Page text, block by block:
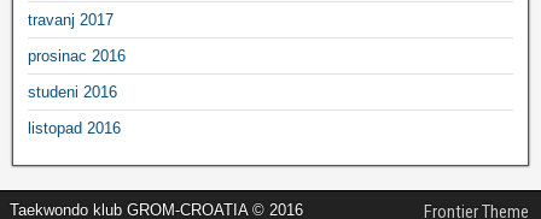
travanj 2017
prosinac 2016
studeni 2016
listopad 2016
Taekwondo klub GROM-CROATIA © 2016 Frontier Theme